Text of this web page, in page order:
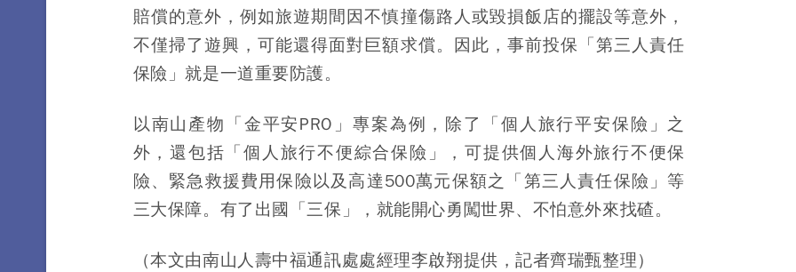
賠償的意外，例如旅遊期間因不慎撞傷路人或毀損飯店的擺設等意外，
不僅掃了遊興，可能還得面對巨額求償。因此，事前投保「第三人責任
保險」就是一道重要防護。
以南山產物「金平安PRO」專案為例，除了「個人旅行平安保險」之
外，還包括「個人旅行不便綜合保險」，可提供個人海外旅行不便保
險、緊急救援費用保險以及高達500萬元保額之「第三人責任保險」等
三大保障。有了出國「三保」，就能開心勇闖世界、不怕意外來找碴。
（本文由南山人壽中福通訊處處經理李啟翔提供，記者齊瑞甄整理）